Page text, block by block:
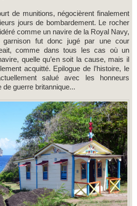
de munitions, négocièrent finalement
jours de bombardement. Le rocher
comme un navire de la Royal Navy,
garnison fut donc jugé par une cour
comme dans tous les cas où un
quelle qu’en soit la cause, mais il
acquitté. Epilogue de l’histoire, le
salué avec les honneurs
guerre britannique...